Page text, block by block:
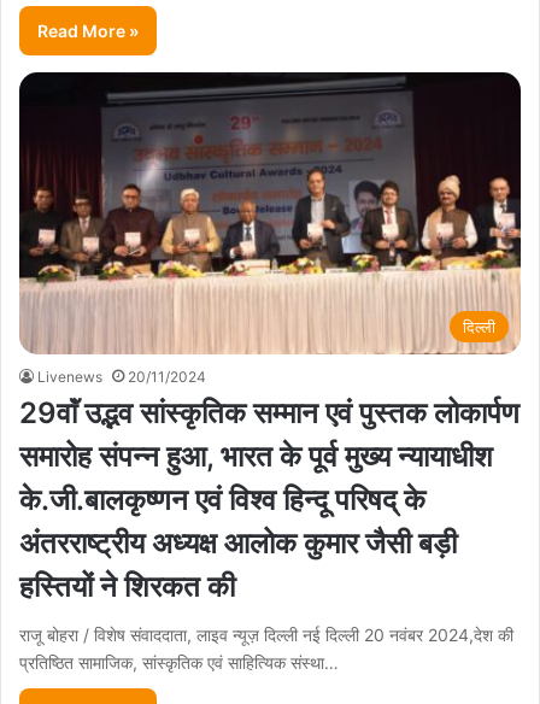
Read More »
दिल्ली
Livenews 20/11/2024
29वाॅं उद्भव सांस्कृतिक सम्मान एवं पुस्तक लोकार्पण
समारोह संपन्न हुआ, भारत के पूर्व मुख्य न्यायाधीश
के.जी.बालकृष्णन एवं विश्व हिन्दू परिषद् के
अंतरराष्ट्रीय अध्यक्ष आलोक कुमार जैसी बड़ी
हस्तियों ने शिरकत की
राजू बोहरा / विशेष संवाददाता, लाइव न्यूज़ दिल्ली नई दिल्ली 20 नवंबर 2024,देश की
प्रतिष्ठित सामाजिक, सांस्कृतिक एवं साहित्यिक संस्था…